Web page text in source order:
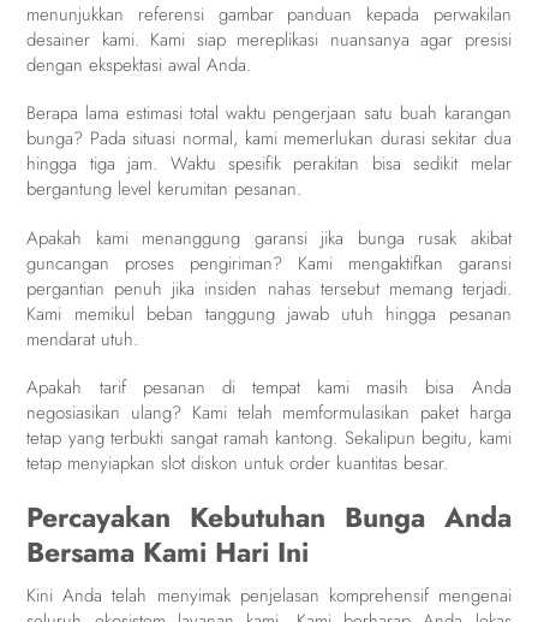
menunjukkan referensi gambar panduan kepada perwakilan
desainer kami. Kami siap mereplikasi nuansanya agar presisi
dengan ekspektasi awal Anda.
Berapa lama estimasi total waktu pengerjaan satu buah karangan
bunga? Pada situasi normal, kami memerlukan durasi sekitar dua
hingga tiga jam. Waktu spesifik perakitan bisa sedikit melar
bergantung level kerumitan pesanan.
Apakah kami menanggung garansi jika bunga rusak akibat
guncangan proses pengiriman? Kami mengaktifkan garansi
pergantian penuh jika insiden nahas tersebut memang terjadi.
Kami memikul beban tanggung jawab utuh hingga pesanan
mendarat utuh.
Apakah tarif pesanan di tempat kami masih bisa Anda
negosiasikan ulang? Kami telah memformulasikan paket harga
tetap yang terbukti sangat ramah kantong. Sekalipun begitu, kami
tetap menyiapkan slot diskon untuk order kuantitas besar.
Percayakan Kebutuhan Bunga Anda
Bersama Kami Hari Ini
Kini Anda telah menyimak penjelasan komprehensif mengenai